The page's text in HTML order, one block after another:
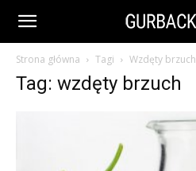
Strona główna Tagi Wzdęty brzuch
Tag: wzdęty brzuch